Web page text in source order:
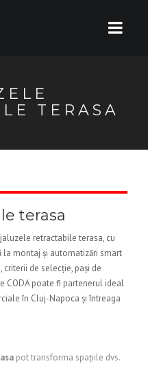
TERASA
terasa
retractabile terasa, cu
montaj și automatizări smart
de selecție, pași de
CODA poate fi partenerul ideal
în Cluj-Napoca și întreaga
pot transforma spațiile dvs.